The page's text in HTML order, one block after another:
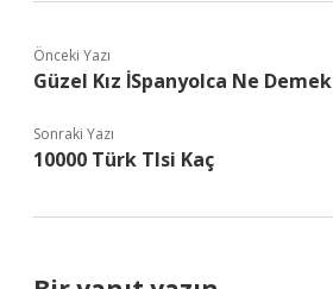
Önceki Yazı
Güzel Kız İSpanyolca Ne Demek
Sonraki Yazı
10000 Türk Tlsi Kaç